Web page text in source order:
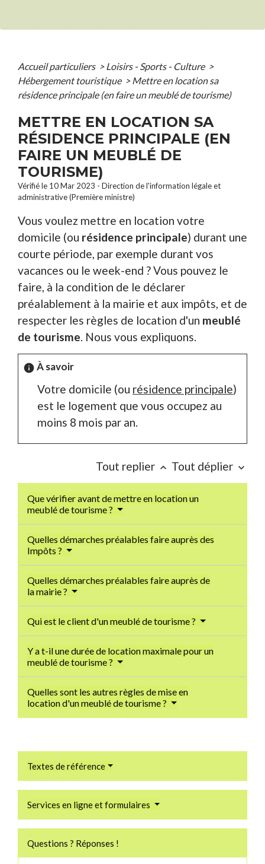
Accueil particuliers > Loisirs - Sports - Culture >
Hébergement touristique > Mettre en location sa
résidence principale (en faire un meublé de tourisme)
METTRE EN LOCATION SA
RÉSIDENCE PRINCIPALE (EN
FAIRE UN MEUBLÉ DE
TOURISME)
Vérifié le 10 Mar 2023 - Direction de l'information légale et
administrative (Première ministre)
Vous voulez mettre en location votre
domicile (ou résidence principale) durant une
courte période, par exemple durant vos
vacances ou le week-end ? Vous pouvez le
faire, à la condition de le déclarer
préalablement à la mairie et aux impôts, et de
respecter les règles de location d'un meublé
de tourisme. Nous vous expliquons.
info À savoir
Votre domicile (ou résidence principale)
est le logement que vous occupez au
moins 8 mois par an.
Tout replier keyboard_arrow_up Tout déplier keyboard_arrow_down
Que vérifier avant de mettre en location un
meublé de tourisme ?
Quelles démarches préalables faire auprès des
Impôts ?
Quelles démarches préalables faire auprès de
la mairie ?
Qui est le client d'un meublé de tourisme ?
Y a t-il une durée de location maximale pour un
meublé de tourisme ?
Quelles sont les autres règles de mise en
location d'un meublé de tourisme ?
Textes de référence
Services en ligne et formulaires
Questions ? Réponses !